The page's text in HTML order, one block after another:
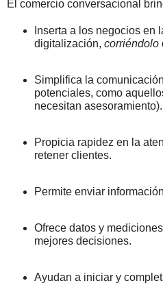
El comercio conversacional
Inserta a los negocios en
digitalización, corriéndolo
Simplifica la
potenciales, como
necesitan asesoramiento).
Propicia rapidez en la
retener clientes.
Permite enviar
Ofrece datos y
mejores decisiones.
Ayudan a iniciar y